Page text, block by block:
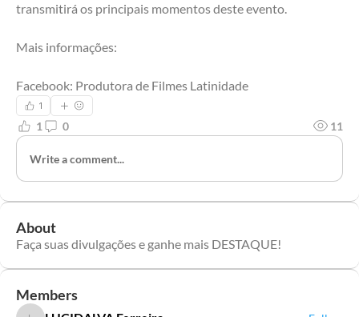
transmitirá os principais momentos deste evento.
Mais informações:
Facebook: Produtora de Filmes Latinidade
1
1 0 11
Write a comment...
About
Faça suas divulgações e ganhe mais DESTAQUE!
Members